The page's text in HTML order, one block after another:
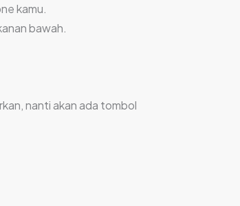
kamu.
bawah.
nanti akan ada tombol